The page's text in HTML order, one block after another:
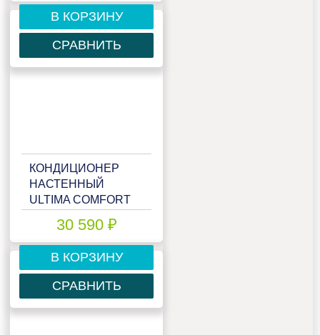
В КОРЗИНУ
СРАВНИТЬ
КОНДИЦИОНЕР
НАСТЕННЫЙ
ULTIMA COMFORT
30 590 ₽
В КОРЗИНУ
СРАВНИТЬ